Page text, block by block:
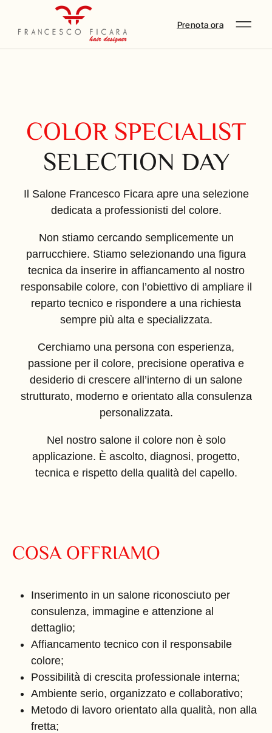
Prenota ora
COLOR SPECIALIST
SELECTION DAY
Il Salone Francesco Ficara apre una selezione
dedicata a professionisti del colore.
Non stiamo cercando semplicemente un
parrucchiere. Stiamo selezionando una figura
tecnica da inserire in affiancamento al nostro
responsabile colore, con l’obiettivo di ampliare il
reparto tecnico e rispondere a una richiesta
sempre più alta e specializzata.
Cerchiamo una persona con esperienza,
passione per il colore, precisione operativa e
desiderio di crescere all’interno di un salone
strutturato, moderno e orientato alla consulenza
personalizzata.
Nel nostro salone il colore non è solo
applicazione. È ascolto, diagnosi, progetto,
tecnica e rispetto della qualità del capello.
COSA OFFRIAMO
Inserimento in un salone riconosciuto per
consulenza, immagine e attenzione al
dettaglio;
Affiancamento tecnico con il responsabile
colore;
Possibilità di crescita professionale interna;
Ambiente serio, organizzato e collaborativo;
Metodo di lavoro orientato alla qualità, non alla
fretta;